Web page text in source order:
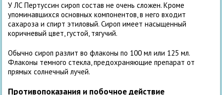
У ЛС Пертуссин сироп состав не очень сложен. Кроме
упоминавшихся основных компонентов, в него входит
сахароза и спирт этиловый. Сироп имеет насыщенный
коричневый цвет, густой, тягучий.
Обычно сироп разлит во флаконы по 100 мл или 125 мл.
Флаконы темного стекла, предохраняющие препарат от
прямых солнечный лучей.
Противопоказания и побочное действие